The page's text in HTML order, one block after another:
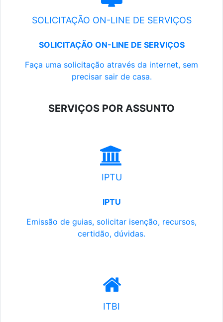
SOLICITAÇÃO ON-LINE DE SERVIÇOS
SOLICITAÇÃO ON-LINE DE SERVIÇOS
Faça uma solicitação através da internet, sem
precisar sair de casa.
SERVIÇOS POR ASSUNTO
IPTU
IPTU
Emissão de guias, solicitar isenção, recursos,
certidão, dúvidas.
ITBI